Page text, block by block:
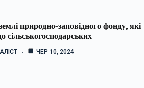
природно-заповідного фонду, які
сільськогосподарських
ЧЕР 10, 2024